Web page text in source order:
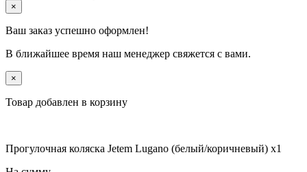
×
Ваш заказ успешно оформлен!
В ближайшее время наш менеджер свяжется с вами.
×
Товар добавлен в корзину
Прогулочная коляска Jetem Lugano (белый/коричневый) x1